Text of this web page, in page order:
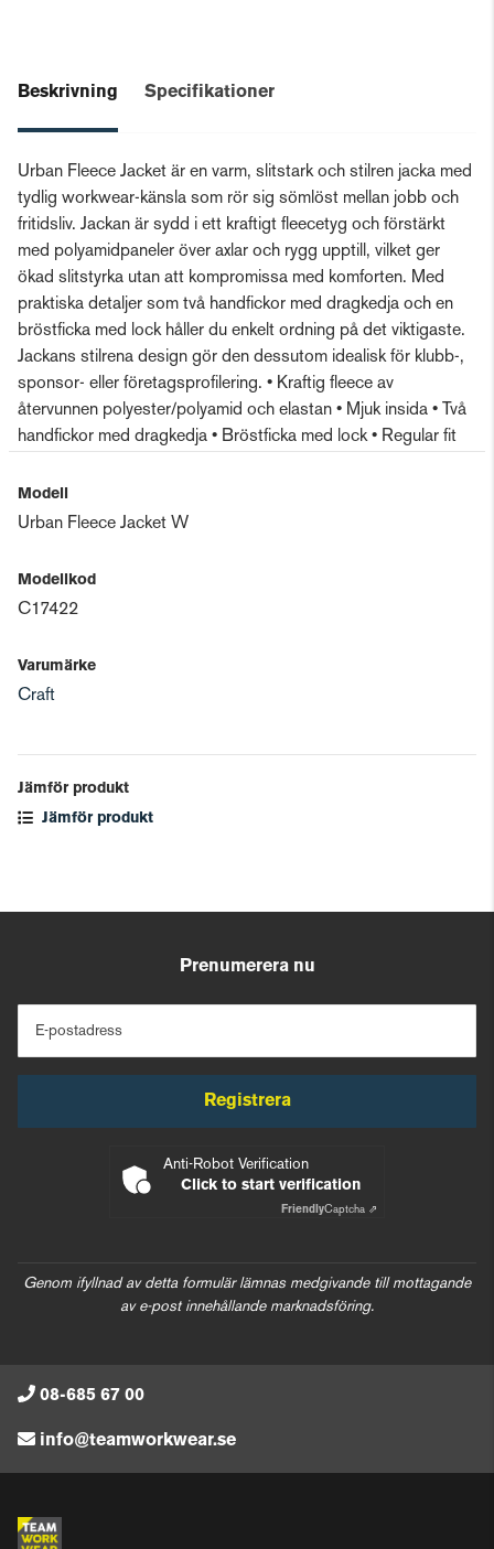
Beskrivning Specifikationer
Urban Fleece Jacket är en varm, slitstark och stilren jacka med
tydlig workwear-känsla som rör sig sömlöst mellan jobb och
fritidsliv. Jackan är sydd i ett kraftigt fleecetyg och förstärkt
med polyamidpaneler över axlar och rygg upptill, vilket ger
ökad slitstyrka utan att kompromissa med komforten. Med
praktiska detaljer som två handfickor med dragkedja och en
bröstficka med lock håller du enkelt ordning på det viktigaste.
Jackans stilrena design gör den dessutom idealisk för klubb-,
sponsor- eller företagsprofilering. • Kraftig fleece av
återvunnen polyester/polyamid och elastan • Mjuk insida • Två
handfickor med dragkedja • Bröstficka med lock • Regular fit
Modell
Urban Fleece Jacket W
Modellkod
C17422
Varumärke
Craft
Jämför produkt
Jämför produkt
Prenumerera nu
E-postadress
Registrera
Anti-Robot Verification
Click to start verification
FriendlyCaptcha ⇗
Genom ifyllnad av detta formulär lämnas medgivande till mottagande
av e-post innehållande marknadsföring.
08-685 67 00
info@teamworkwear.se